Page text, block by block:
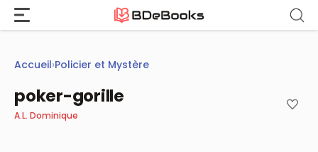
Aller
contenu
Accueil›Policier et Mystère
poker-gorille
A.L. Dominique